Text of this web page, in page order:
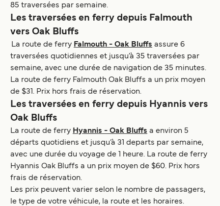
85 traversées par semaine.
Les traversées en ferry depuis Falmouth
vers Oak Bluffs
La route de ferry Falmouth - Oak Bluffs assure 6
traversées quotidiennes et jusqu’à 35 traversées par
semaine, avec une durée de navigation de 35 minutes.
La route de ferry Falmouth Oak Bluffs a un prix moyen
de $31. Prix hors frais de réservation.
Les traversées en ferry depuis Hyannis vers
Oak Bluffs
La route de ferry Hyannis - Oak Bluffs a environ 5
départs quotidiens et jusqu’à 31 departs par semaine,
avec une durée du voyage de 1 heure. La route de ferry
Hyannis Oak Bluffs a un prix moyen de $60. Prix hors
frais de réservation.
Les prix peuvent varier selon le nombre de passagers,
le type de votre véhicule, la route et les horaires.